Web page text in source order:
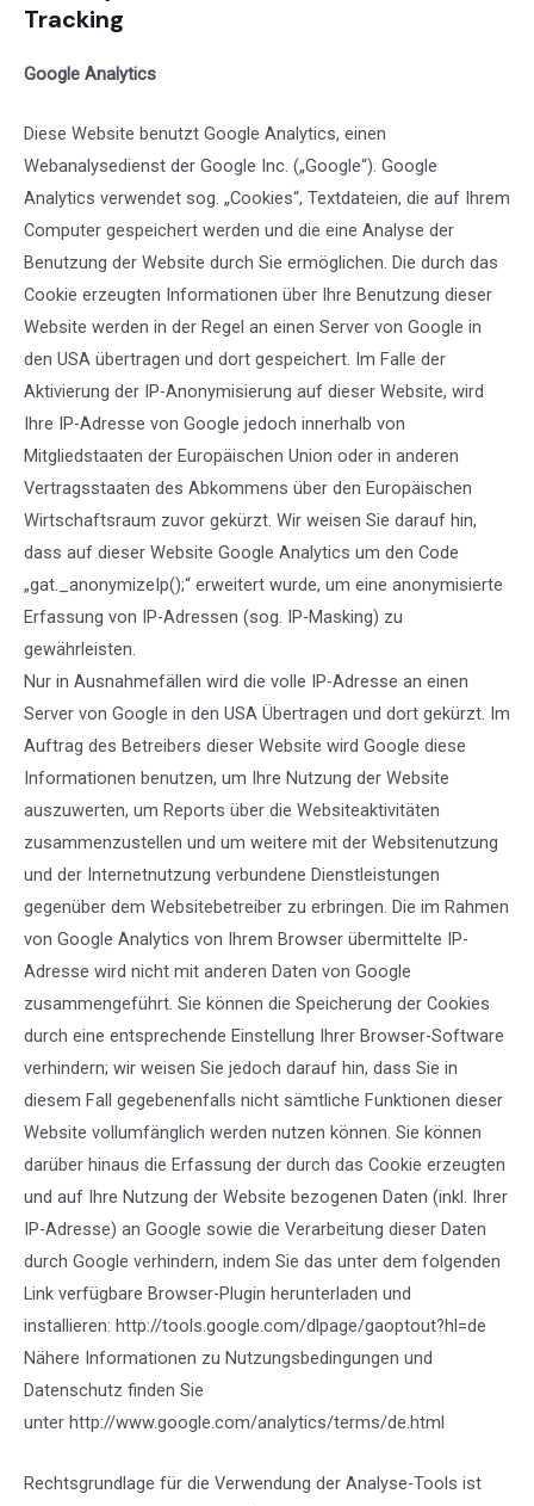
Tracking
Google Analytics
Diese Website benutzt Google Analytics, einen
Webanalysedienst der Google Inc. („Google“). Google
Analytics verwendet sog. „Cookies“, Textdateien, die auf Ihrem
Computer gespeichert werden und die eine Analyse der
Benutzung der Website durch Sie ermöglichen. Die durch das
Cookie erzeugten Informationen über Ihre Benutzung dieser
Website werden in der Regel an einen Server von Google in
den USA übertragen und dort gespeichert. Im Falle der
Aktivierung der IP-Anonymisierung auf dieser Website, wird
Ihre IP-Adresse von Google jedoch innerhalb von
Mitgliedstaaten der Europäischen Union oder in anderen
Vertragsstaaten des Abkommens über den Europäischen
Wirtschaftsraum zuvor gekürzt. Wir weisen Sie darauf hin,
dass auf dieser Website Google Analytics um den Code
„gat._anonymizeIp();“ erweitert wurde, um eine anonymisierte
Erfassung von IP-Adressen (sog. IP-Masking) zu
gewährleisten.
Nur in Ausnahmefällen wird die volle IP-Adresse an einen
Server von Google in den USA Übertragen und dort gekürzt. Im
Auftrag des Betreibers dieser Website wird Google diese
Informationen benutzen, um Ihre Nutzung der Website
auszuwerten, um Reports über die Websiteaktivitäten
zusammenzustellen und um weitere mit der Websitenutzung
und der Internetnutzung verbundene Dienstleistungen
gegenüber dem Websitebetreiber zu erbringen. Die im Rahmen
von Google Analytics von Ihrem Browser übermittelte IP-
Adresse wird nicht mit anderen Daten von Google
zusammengeführt. Sie können die Speicherung der Cookies
durch eine entsprechende Einstellung Ihrer Browser-Software
verhindern; wir weisen Sie jedoch darauf hin, dass Sie in
diesem Fall gegebenenfalls nicht sämtliche Funktionen dieser
Website vollumfänglich werden nutzen können. Sie können
darüber hinaus die Erfassung der durch das Cookie erzeugten
und auf Ihre Nutzung der Website bezogenen Daten (inkl. Ihrer
IP-Adresse) an Google sowie die Verarbeitung dieser Daten
durch Google verhindern, indem Sie das unter dem folgenden
Link verfügbare Browser-Plugin herunterladen und
installieren: http://tools.google.com/dlpage/gaoptout?hl=de
Nähere Informationen zu Nutzungsbedingungen und
Datenschutz finden Sie
unter http://www.google.com/analytics/terms/de.html
Rechtsgrundlage für die Verwendung der Analyse-Tools ist